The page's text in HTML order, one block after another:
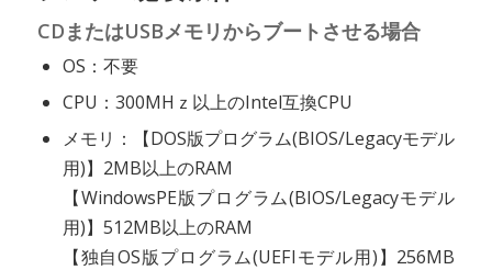
CDまたはUSBメモリからブートさせる場合
OS：不要
CPU：300MHｚ以上のIntel互換CPU
メモリ：【DOS版プログラム(BIOS/Legacyモデル
用)】2MB以上のRAM
【WindowsPE版プログラム(BIOS/Legacyモデル
用)】512MB以上のRAM
【独自OS版プログラム(UEFIモデル用)】256MB